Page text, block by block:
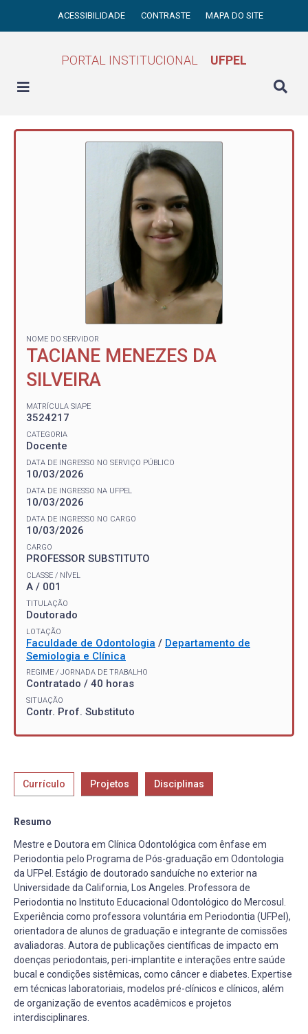
ACESSIBILIDADE CONTRASTE MAPA DO SITE
PORTAL INSTITUCIONAL UFPEL
NOME DO SERVIDOR
TACIANE MENEZES DA
SILVEIRA
MATRÍCULA SIAPE
3524217
CATEGORIA
Docente
DATA DE INGRESSO NO SERVIÇO PÚBLICO
10/03/2026
DATA DE INGRESSO NA UFPEL
10/03/2026
DATA DE INGRESSO NO CARGO
10/03/2026
CARGO
PROFESSOR SUBSTITUTO
CLASSE / NÍVEL
A / 001
TITULAÇÃO
Doutorado
LOTAÇÃO
Faculdade de Odontologia / Departamento de
Semiologia e Clínica
REGIME / JORNADA DE TRABALHO
Contratado / 40 horas
SITUAÇÃO
Contr. Prof. Substituto
Currículo Projetos Disciplinas
Resumo
Mestre e Doutora em Clínica Odontológica com ênfase em
Periodontia pelo Programa de Pós-graduação em Odontologia
da UFPel. Estágio de doutorado sanduíche no exterior na
Universidade da California, Los Angeles. Professora de
Periodontia no Instituto Educacional Odontológico do Mercosul.
Experiência como professora voluntária em Periodontia (UFPel),
orientadora de alunos de graduação e integrante de comissões
avaliadoras. Autora de publicações científicas de impacto em
doenças periodontais, peri-implantite e interações entre saúde
bucal e condições sistêmicas, como câncer e diabetes. Expertise
em técnicas laboratoriais, modelos pré-clínicos e clínicos, além
de organização de eventos acadêmicos e projetos
interdisciplinares.